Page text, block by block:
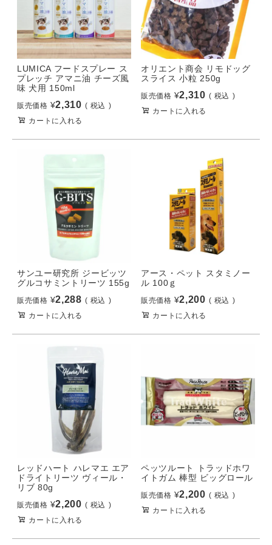
LUMICA フードスプレー ス
プレッチ アマニ油 チーズ風
味 犬用 150ml
販売価格 ¥2,310
税込
カートに入れる
オリエント商会 リモドッグ
スライス 小粒 250g
販売価格 ¥2,310
税込
カートに入れる
サンユー研究所 ジービッツ
グルコサミントリーツ 155g
販売価格 ¥2,288
税込
カートに入れる
アース・ペット スタミノー
ル 100ｇ
販売価格 ¥2,200
税込
カートに入れる
レッドハート ハレマエ エア
ドライトリーツ ヴィール・
リブ 80g
販売価格 ¥2,200
税込
カートに入れる
ペッツルート トラッドホワ
イトガム 棒型 ビッグロール
販売価格 ¥2,200
税込
カートに入れる